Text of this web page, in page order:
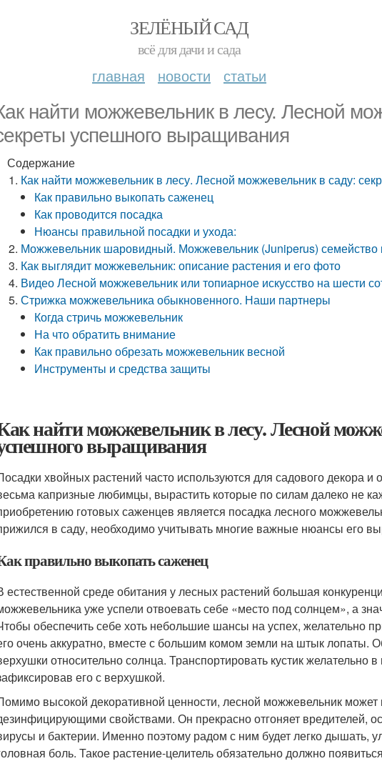
ЗЕЛЁНЫЙ САД
всё для дачи и сада
главная новости статьи
найти можжевельник в лесу. Лесной
успешного выращивания
Содержание
Как найти можжевельник в лесу. Лесной можжевельник в саду:
Как правильно выкопать саженец
Как проводится посадка
Нюансы правильной посадки и ухода:
Можжевельник шаровидный. Можжевельник (Juniperus) семейство
Как выглядит можжевельник: описание растения и его фото
Видео Лесной можжевельник или топиарное искусство на шести
Стрижка можжевельника обыкновенного. Наши партнеры
Когда стричь можжевельник
На что обратить внимание
Как правильно обрезать можжевельник весной
Инструменты и средства защиты
найти можжевельник в лесу. Лесной
выращивания
хвойных растений часто используются для садового декора
капризные любимцы, вырастить которые по силам далеко не
готовых саженцев является посадка лесного
в саду, необходимо учитывать многие важные нюансы его
правильно выкопать саженец
естественной среде обитания у лесных растений большая
уже успели отвоевать себе «место под солнцем», а
обеспечить себе хоть небольшие шансы на успех, желательно
очень аккуратно, вместе с большим комом земли на штык лопаты.
относительно солнца. Транспортировать кустик желательно
его с верхушкой.
высокой декоративной ценности, лесной можжевельник
свойствами. Он прекрасно отгоняет вредителей,
и бактерии. Именно поэтому радом с ним будет легко дышать,
боль. Такое растение-целитель обязательно должно